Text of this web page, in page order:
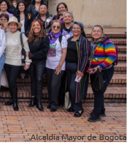
Alcaldía Mayor de Bogotá